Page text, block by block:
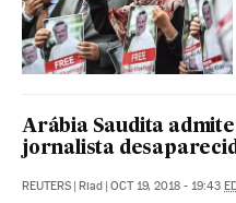
Arábia Saudita
jornalista
REUTERS | Riad | OCT 19, 2018 - 19:43